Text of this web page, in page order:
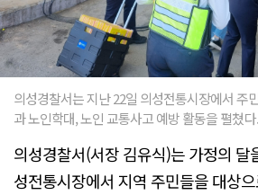
의성경찰서는 지난 22일 의성전통시장에서 주
과 노인학대, 노인 교통사고 예방 활동을 펼쳤
의성경찰서(서장 김유식)는 가정의 달
성전통시장에서 지역 주민들을 대상